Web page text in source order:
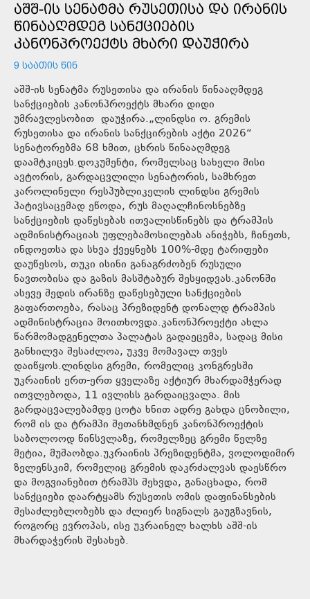
ᲐᲨᲨ-ᲘᲡ ᲡᲔᲜᲐᲢᲛᲐ ᲠᲣᲡᲔᲗᲘᲡᲐ ᲓᲐ ᲘᲠᲐᲜᲘᲡ
ᲬᲘᲜᲐᲐᲦᲛᲓᲔᲒ ᲡᲐᲜᲥᲪᲘᲔᲑᲘᲡ
ᲙᲐᲜᲝᲜᲞᲠᲝᲔᲥᲢᲡ ᲛᲮᲐᲠᲘ ᲓᲐᲣᲭᲘᲠᲐ
9 ᲡᲐᲐᲗᲘᲡ ᲬᲘᲜ
აშშ-ის სენატმა რუსეთისა და ირანის წინააღმდეგ
სანქციების კანონპროექტს მხარი დიდი
უმრავლესობით დაუჭირა.„ლინდსი ო. გრემის
რუსეთისა და ირანის სანქცირების აქტი 2026“
სენატორებმა 68 ხმით, ცხრის წინააღმდეგ
დაამტკიცეს.დოკუმენტი, რომელსაც სახელი მისი
ავტორის, გარდაცვლილი სენატორის, სამხრეთ
კაროლინელი რესპუბლიკელის ლინდსი გრემის
პატივსაცემად ეწოდა, რუს მაღალჩინოსნებზე
სანქციების დაწესებას ითვალისწინებს და ტრამპის
ადმინისტრაციას უფლებამოსილებას ანიჭებს, ჩინეთს,
ინდოეთსა და სხვა ქვეყნებს 100%-მდე ტარიფები
დაუწესოს, თუკი ისინი განაგრძობენ რუსული
ნავთობისა და გაზის მასშტაბურ შესყიდვას.კანონში
ასევე შედის ირანზე დაწესებული სანქციების
გაფართოება, რასაც პრეზიდენტ დონალდ ტრამპის
ადმინისტრაცია მოითხოვდა.კანონპროექტი ახლა
წარმომადგენელთა პალატას გადაეცემა, სადაც მისი
განხილვა შესაძლოა, უკვე მომავალ თვეს
დაიწყოს.ლინდსი გრემი, რომელიც კონგრესში
უკრაინის ერთ-ერთ ყველაზე აქტიურ მხარდამჭერად
ითვლებოდა, 11 ივლისს გარდაიცვალა. მის
გარდაცვალებამდე ცოტა ხნით ადრე გახდა ცნობილი,
რომ ის და ტრამპი შეთანხმდნენ კანონპროექტის
საბოლოოდ წინსვლაზე, რომელზეც გრემი წელზე
მეტია, მუშაობდა.უკრაინის პრეზიდენტმა, ვოლოდიმირ
ზელენსკიმ, რომელიც გრემის დაკრძალვას დაესწრო
და მოგვიანებით ტრამპს შეხვდა, განაცხადა, რომ
სანქციები დაარტყამს რუსეთის ომის დაფინანსების
შესაძლებლობებს და ძლიერ სიგნალს გაუგზავნის,
როგორც ევროპას, ისე უკრაინელ ხალხს აშშ-ის
მხარდაჭერის შესახებ.